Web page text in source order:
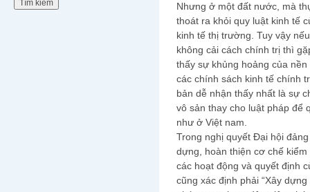
Nhưng ở một đất nước, mà
thoát ra khỏi quy luật kinh tế
kinh tế thị trường. Tuy vậy
không cải cách chính trị thì
thấy sự khủng hoảng của
các chính sách kinh tế chính
bản dễ nhận thấy nhất là sự
vô sản thay cho luật pháp để
như ở Việt nam.
Trong nghị quyết Đại hội
dựng, hoàn thiện cơ chế
các hoạt động và quyết định
cũng xác định phải “Xây